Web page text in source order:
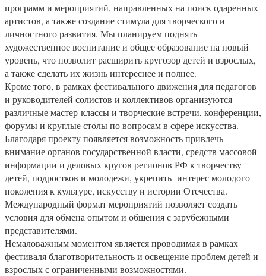
программ и мероприятий, направленных на поиск одаренных
артистов, а также создание стимула для творческого и
личностного развития. Мы планируем поднять
художественное воспитание и общее образование на новый
уровень, что позволит расширить кругозор детей и взрослых,
а также сделать их жизнь интереснее и полнее.
Кроме того, в рамках фестивального движения для педагогов
и руководителей солистов и коллективов организуются
различные мастер-классы и творческие встречи, конференции,
форумы и круглые столы по вопросам в сфере искусства.
Благодаря проекту появляется возможность привлечь
внимание органов государственной власти, средств массовой
информации и деловых кругов регионов РФ к творчеству
детей, подростков и молодежи, укрепить интерес молодого
поколения к культуре, искусству и истории Отечества.
Международный формат мероприятий позволяет создать
условия для обмена опытом и общения с зарубежными
представителями.
Немаловажным моментом является проводимая в рамках
фестиваля благотворительность и освещение проблем детей и
взрослых с ограниченными возможностями.